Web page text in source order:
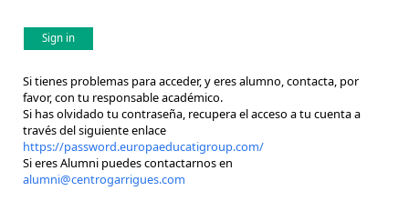
Sign in
Si tienes problemas para acceder, y eres alumno, contacta, por
favor, con tu responsable académico.
Si has olvidado tu contraseña, recupera el acceso a tu cuenta a
través del siguiente enlace
https://password.europaeducatigroup.com/
Si eres Alumni puedes contactarnos en
alumni@centrogarrigues.com